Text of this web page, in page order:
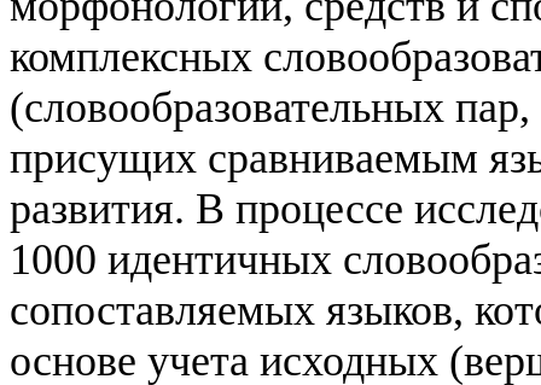
комплексных
(словообразовательных
присущих сравниваемым
развития. В процессе
1000 идентичных
сопоставляемых языков,
основе учета исходных